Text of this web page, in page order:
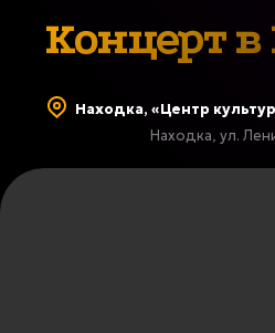
Концерт
Находка, «Центр
Находка, ул.